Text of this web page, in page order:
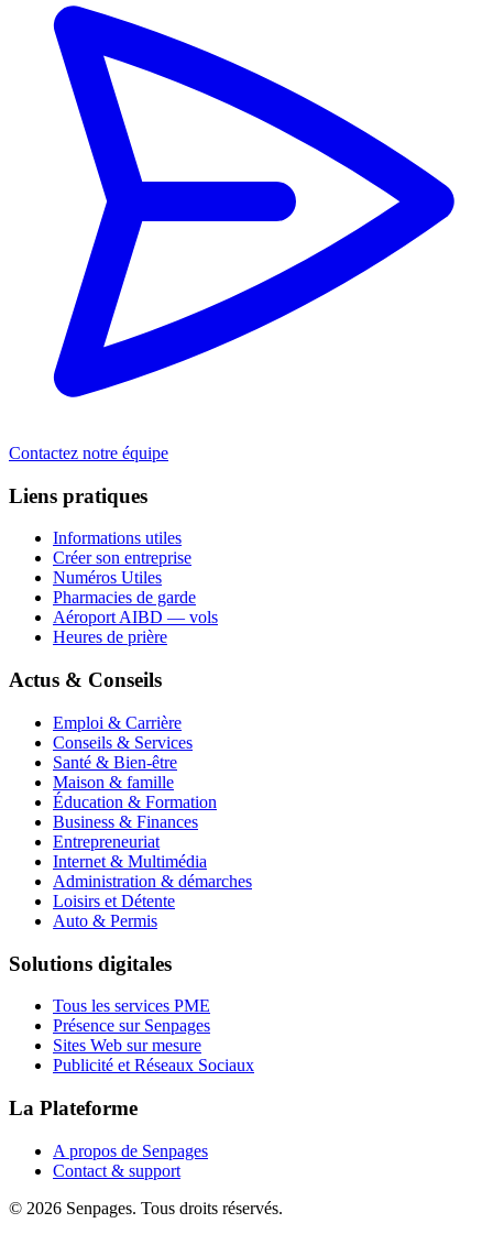
Contactez notre équipe
Liens pratiques
Informations utiles
Créer son entreprise
Numéros Utiles
Pharmacies de garde
Aéroport AIBD — vols
Heures de prière
Actus & Conseils
Emploi & Carrière
Conseils & Services
Santé & Bien-être
Maison & famille
Éducation & Formation
Business & Finances
Entrepreneuriat
Internet & Multimédia
Administration & démarches
Loisirs et Détente
Auto & Permis
Solutions digitales
Tous les services PME
Présence sur Senpages
Sites Web sur mesure
Publicité et Réseaux Sociaux
La Plateforme
A propos de Senpages
Contact & support
© 2026 Senpages. Tous droits réservés.